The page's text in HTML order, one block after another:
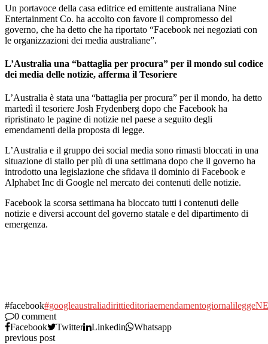
Un portavoce della casa editrice ed emittente australiana Nine
Entertainment Co. ha accolto con favore il compromesso del
governo, che ha detto che ha riportato “Facebook nei negoziati con
le organizzazioni dei media australiane”.
L’Australia una “battaglia per procura” per il mondo sul codice
dei media delle notizie, afferma il Tesoriere
L’Australia è stata una “battaglia per procura” per il mondo, ha detto
martedì il tesoriere Josh Frydenberg dopo che Facebook ha
ripristinato le pagine di notizie nel paese a seguito degli
emendamenti della proposta di legge.
L’Australia e il gruppo dei social media sono rimasti bloccati in una
situazione di stallo per più di una settimana dopo che il governo ha
introdotto una legislazione che sfidava il dominio di Facebook e
Alphabet Inc di Google nel mercato dei contenuti delle notizie.
Facebook la scorsa settimana ha bloccato tutti i contenuti delle
notizie e diversi account del governo statale e del dipartimento di
emergenza.
#facebook#googleaustraliadirittieditoriaemendamentogiornalilegge
0 comment
Facebook
Twitter Linkedin
Whatsapp
previous post